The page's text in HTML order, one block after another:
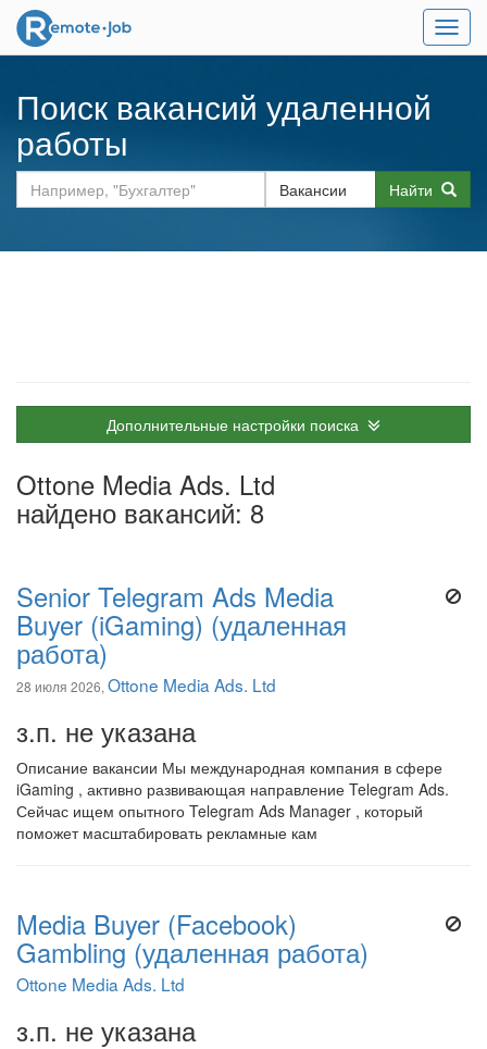
Меню
Поиск вакансий удаленной
работы
Найти
Дополнительные настройки поиска
Ottone Media Ads. Ltd
найдено вакансий: 8
Senior Telegram Ads Media
Buyer (iGaming) (удаленная
работа)
28 июля 2026, Ottone Media Ads. Ltd
з.п. не указана
Описание вакансии Мы международная компания в сфере
iGaming , активно развивающая направление Telegram Ads.
Сейчас ищем опытного Telegram Ads Manager , который
поможет масштабировать рекламные кам
Media Buyer (Facebook)
Gambling (удаленная работа)
Ottone Media Ads. Ltd
з.п. не указана